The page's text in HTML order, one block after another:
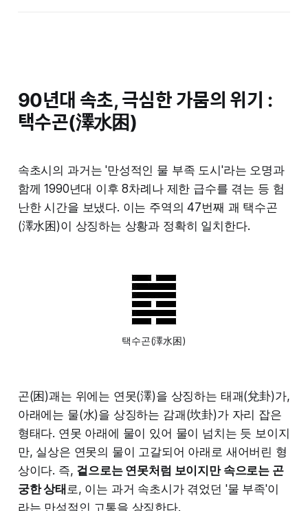
90년대 속초, 극심한 가뭄의 위기 :
택수곤(澤水困)
속초시의 과거는 '만성적인 물 부족 도시'라는 오명과
함께 1990년대 이후 8차례나 제한 급수를 겪는 등 험
난한 시간을 보냈다. 이는 주역의 47번째 괘 택수곤
(澤水困)이 상징하는 상황과 정확히 일치한다.
택수곤(澤水困)
곤(困)괘는 위에는 연못(澤)을 상징하는 태괘(兌卦)가,
아래에는 물(水)을 상징하는 감괘(坎卦)가 자리 잡은
형태다. 연못 아래에 물이 있어 물이 넘치는 듯 보이지
만, 실상은 연못의 물이 고갈되어 아래로 새어버린 형
상이다. 즉, 겉으로는 연못처럼 보이지만 속으로는 곤
궁한 상태 로, 이는 과거 속초시가 겪었던 '물 부족'이
라는 만성적인 고통을 상징한다.